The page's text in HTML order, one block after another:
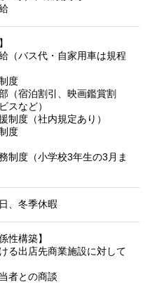
（バス代・自家用車は規程
度
（宿泊割引、映画鑑賞割
スなど）
制度（社内規定あり）
度
制度（小学校3年生の3月ま
、冬季休暇
性構築】
る出店先商業施設に対して
者との商談